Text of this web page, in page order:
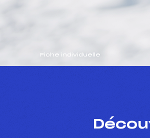
Fiche individuelle